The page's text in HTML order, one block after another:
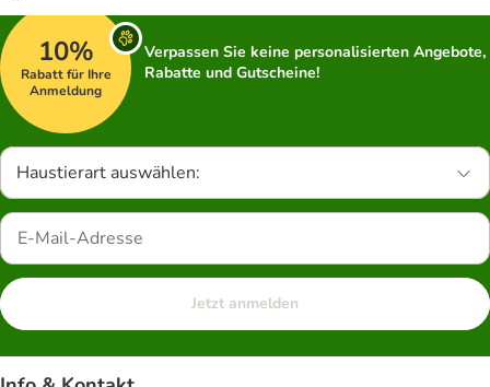
10%
Rabatt für Ihre
Anmeldung
Verpassen Sie keine personalisierten Angebote,
Rabatte und Gutscheine!
Haustierart auswählen:
Jetzt anmelden